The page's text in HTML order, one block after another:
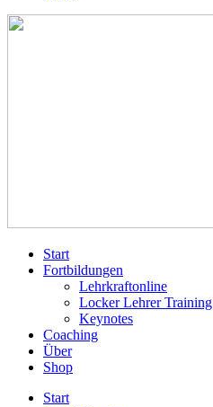
Start
Fortbildungen
Lehrkraftonline
Locker Lehrer Training
Keynotes
Coaching
Über
Shop
Start